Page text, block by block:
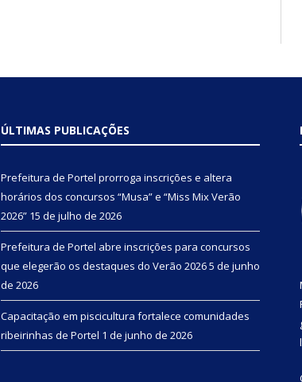
ÚLTIMAS PUBLICAÇÕES
Prefeitura de Portel prorroga inscrições e altera
horários dos concursos “Musa” e “Miss Mix Verão
2026” 15 de julho de 2026
Prefeitura de Portel abre inscrições para concursos
que elegerão os destaques do Verão 20265 de junho
de 2026
Capacitação em piscicultura fortalece comunidades
ribeirinhas de Portel 1 de junho de 2026